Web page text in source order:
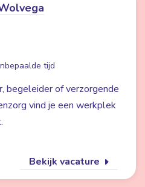
tijd
begeleider of verzorgende
vind je een werkplek
Bekijk vacature